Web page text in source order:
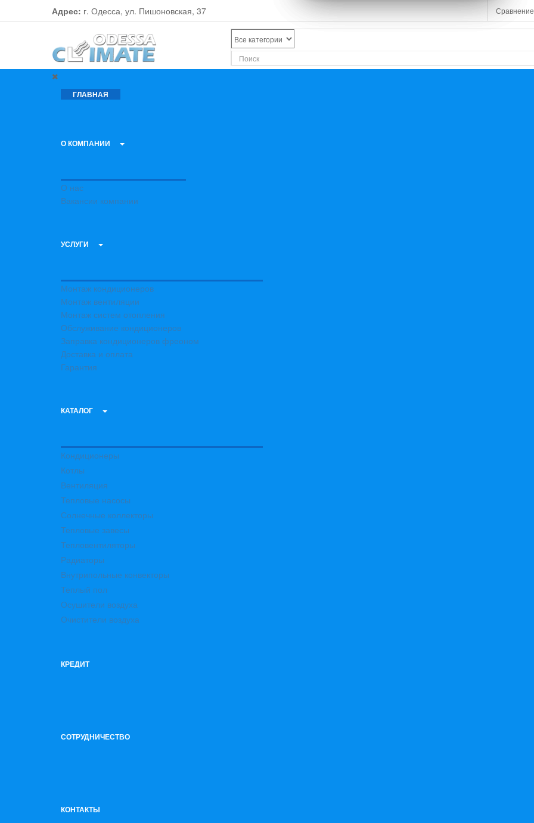
Адрес: г. Одесса, ул. Пишоновская, 37
ГЛАВНАЯ
О КОМПАНИИ
О нас
Вакансии компании
УСЛУГИ
Монтаж кондиционеров
Монтаж вентиляции
Монтаж систем отопления
Обслуживание кондиционеров
Заправка кондиционеров фреоном
Доставка и оплата
Гарантия
КАТАЛОГ
Кондиционеры
Котлы
Вентиляция
Тепловые насосы
Солнечные коллекторы
Тепловые завесы
Тепловентиляторы
Радиаторы
Внутрипольные конвекторы
Теплый пол
Осушители воздуха
Очистители воздуха
КРЕДИТ
СОТРУДНИЧЕСТВО
КОНТАКТЫ